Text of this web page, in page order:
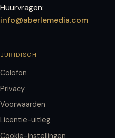
Huurvragen:
info@aberlemedia.com
JURIDISCH
Colofon
Privacy
Voorwaarden
Licentie-uitleg
Cookie-instellingen